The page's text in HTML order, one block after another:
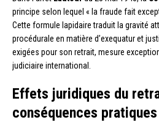
principe selon lequel « la fraude fait
Cette formule lapidaire traduit la gravité
procédurale en matière d’exequatur et
exigées pour son retrait, mesure
judiciaire international.
Effets juridiques du
conséquences pratiques